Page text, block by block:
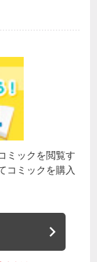
ミックを閲覧す
コミックを購入